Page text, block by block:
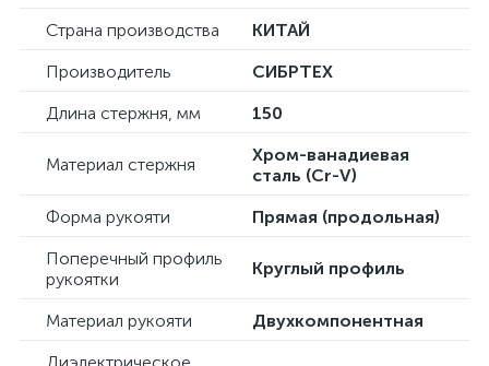
Страна производства
КИТАЙ
Производитель
СИБРТЕХ
Длина стержня, мм
150
Материал стержня
Хром-ванадиевая
сталь (Cr-V)
Форма рукояти
Прямая (продольная)
Поперечный профиль
рукоятки
Круглый профиль
Материал рукояти
Двухкомпонентная